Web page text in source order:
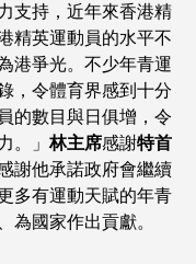
支持，近年來香港精
精英運動員的水平不
港爭光。不少年青運
，令體育界感到十分
的數目與日俱增，令
。」林主席感謝特首
謝他承諾政府會繼續
多有運動天賦的年青
為國家作出貢獻。